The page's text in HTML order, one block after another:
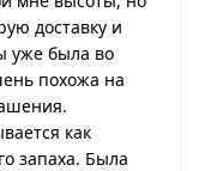
доставку и
уже была во
похожа на
как
запаха. Была